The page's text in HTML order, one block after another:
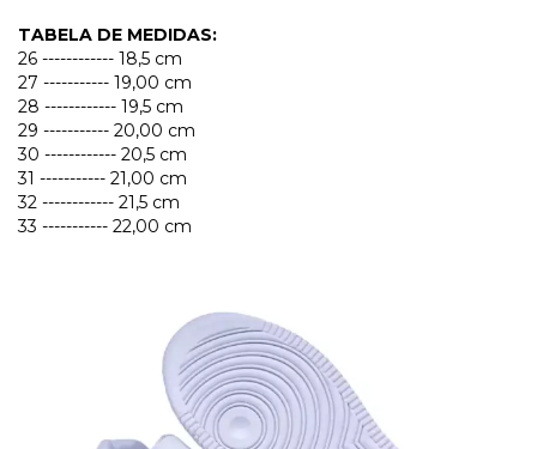
TABELA DE MEDIDAS:
26 ------------ 18,5 cm
27 ----------- 19,00 cm
28 ------------ 19,5 cm
29 ----------- 20,00 cm
30 ------------ 20,5 cm
31 ----------- 21,00 cm
32 ------------ 21,5 cm
33 ----------- 22,00 cm